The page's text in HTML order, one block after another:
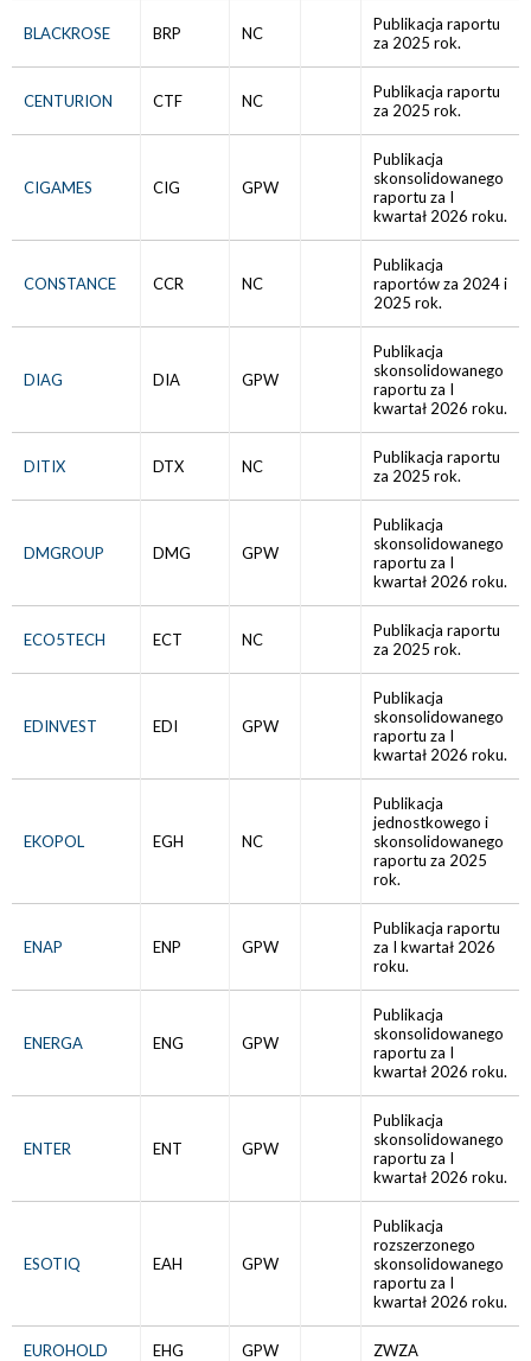
BLACKROSE BRP NC
Publikacja raportu
za 2025 rok.
CENTURION CTF NC
Publikacja raportu
za 2025 rok.
CIGAMES CIG GPW
Publikacja
skonsolidowanego
raportu za I
kwartał 2026 roku.
CONSTANCE CCR NC
Publikacja
raportów za 2024 i
2025 rok.
DIAG DIA GPW
Publikacja
skonsolidowanego
raportu za I
kwartał 2026 roku.
DITIX DTX NC
Publikacja raportu
za 2025 rok.
DMGROUP DMG GPW
Publikacja
skonsolidowanego
raportu za I
kwartał 2026 roku.
ECO5TECH ECT NC
Publikacja raportu
za 2025 rok.
EDINVEST EDI GPW
Publikacja
skonsolidowanego
raportu za I
kwartał 2026 roku.
EKOPOL EGH NC
Publikacja
jednostkowego i
skonsolidowanego
raportu za 2025
rok.
ENAP ENP GPW
Publikacja raportu
za I kwartał 2026
roku.
ENERGA ENG GPW
Publikacja
skonsolidowanego
raportu za I
kwartał 2026 roku.
ENTER ENT GPW
Publikacja
skonsolidowanego
raportu za I
kwartał 2026 roku.
ESOTIQ EAH GPW
Publikacja
rozszerzonego
skonsolidowanego
raportu za I
kwartał 2026 roku.
EUROHOLD EHG GPW ZWZA